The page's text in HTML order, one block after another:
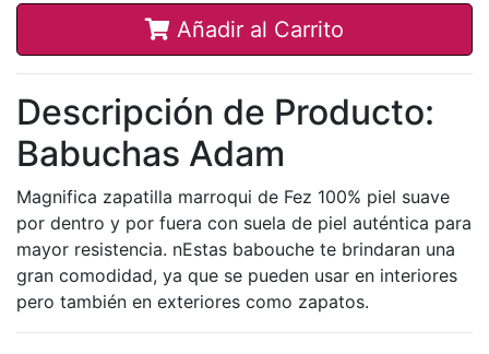
Añadir al Carrito
Descripción de Producto:
Babuchas Adam
Magnifica zapatilla marroqui de Fez 100% piel suave
por dentro y por fuera con suela de piel auténtica para
mayor resistencia. nEstas babouche te brindaran una
gran comodidad, ya que se pueden usar en interiores
pero también en exteriores como zapatos.